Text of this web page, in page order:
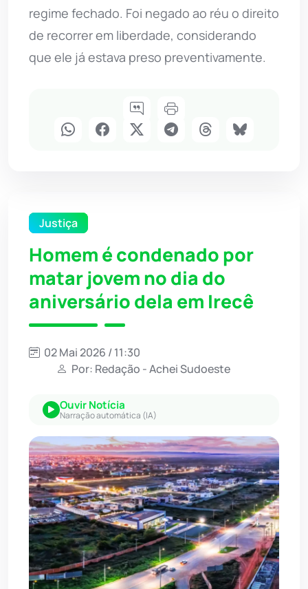
regime fechado. Foi negado ao réu o direito
de recorrer em liberdade, considerando
que ele já estava preso preventivamente.
Justiça
Homem é condenado por
matar jovem no dia do
aniversário dela em Irecê
02 Mai 2026 / 11:30
Por: Redação - Achei Sudoeste
Ouvir Notícia
Narração automática (IA)